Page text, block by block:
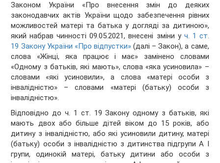
Законом України «Про внесення змін до деяких
законодавчих актів України щодо забезпечення рівних
можливостей матері та батька у догляді за дитиною»,
який набрав чинності 09.05.2021, внесені зміни у ч. 1 ст.
19 Закону України «Про відпустки»(далі – Закон), а саме,
слова «Жінці, яка працює і має» замінено словами
«Одному з батьків, які мають», слова «яка усиновила» –
словами «які усиновили», а слова «матері особи з
інвалідністю» – словами «матері (батьку) особи з
інвалідністю».
Відповідно до ч. 1 ст. 19 Закону одному з батьків, які
мають двох або більше дітей віком до 15 років, або
дитину з інвалідністю, або які усиновили дитину, матері
(батьку) особи з інвалідністю з дитинства підгрупи А I
групи, одинокій матері, батьку дитини або особи з